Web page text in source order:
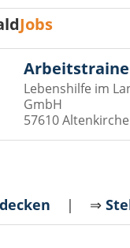
Jobs
Lebenshilfe im
GmbH
57610
| ⇒